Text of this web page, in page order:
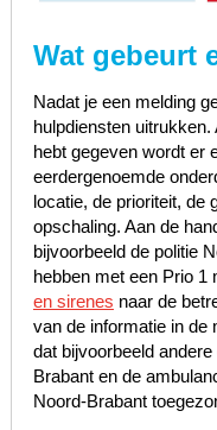
Wat gebeurt
Nadat je een melding
hulpdiensten
hebt gegeven wordt er
eerdergenoemde
locatie, de prioriteit, de
opschaling. Aan de
bijvoorbeeld de politie
hebben met een Prio 1
en sirenes naar de
van de informatie in de
dat bijvoorbeeld
Brabant en de
Noord-Brabant